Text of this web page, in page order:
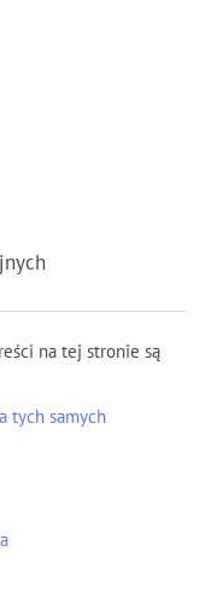
na tej stronie są
tych samych